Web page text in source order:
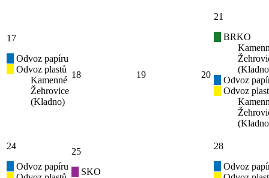
17
Odvoz papíru
Odvoz plastů
Kamenné
Žehrovice
(Kladno)
18 19 20
21
BRKO
Odvoz
Odvoz
24
Odvoz papíru
25
SKO
28
Odvoz